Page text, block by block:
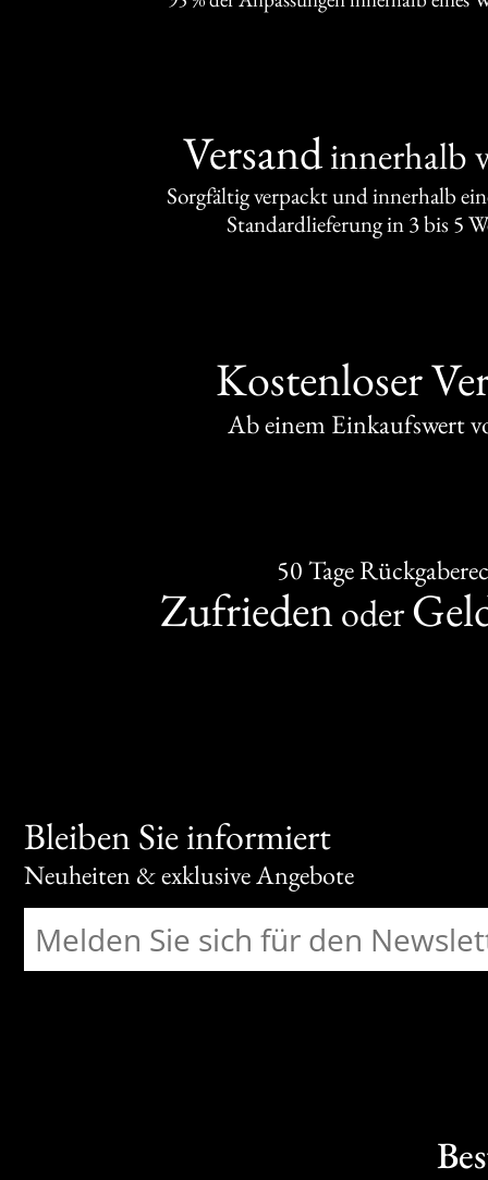
Versandinnerhalb
Sorgfältig verpackt und innerhalb
Standardlieferung in 3 bis 5
Kostenloser
Ab einem Einkaufswert
50 Tage
Zufrieden oder
Bleiben Sie informiert
Neuheiten & exklusive Angebote